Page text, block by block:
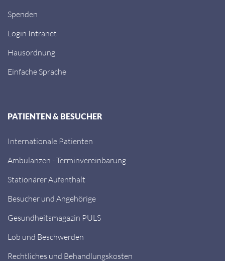
Spenden
Login Intranet
Hausordnung
Einfache Sprache
PATIENTEN & BESUCHER
Internationale Patienten
Ambulanzen - Terminvereinbarung
Stationärer Aufenthalt
Besucher und Angehörige
Gesundheitsmagazin PULS
Lob und Beschwerden
Rechtliches und Behandlungskosten